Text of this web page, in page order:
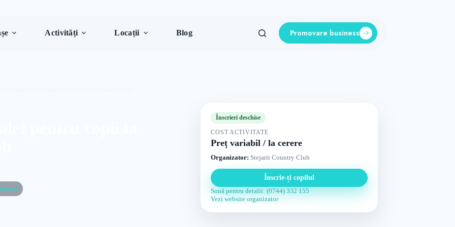
Activități Locații Blog Promovare business
Înscrieri deschise
COST ACTIVITATE
Preț variabil / la cerere
Organizator: Stejarii Country Club
Înscrie-ți copilul
Sună pentru detalii: (0744) 332 155
Vezi website organizator